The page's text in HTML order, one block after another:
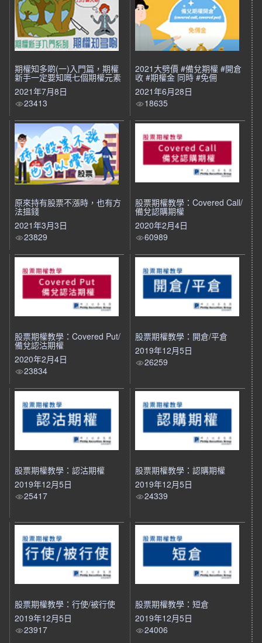
期權知多啲(一)入門篇，期權
新手一定要知嘅七個期權元素
2021年7月8日
23413
2021大劈價 #備兌期權 #開倉
收 #期權金 同時 #免佣
2021年6月28日
18635
原來持有股票不漲時，也有方
法搵錢
2021年3月3日
23829
股票期權教學：Covered Call/
備兌認購期權
2020年2月4日
60989
股票期權教學：Covered Put/
備兌認沽期權
2020年2月4日
23834
股票期權教學：開倉/平倉
2019年12月5日
26259
股票期權教學：認沽期權
2019年12月5日
25417
股票期權教學：認購期權
2019年12月5日
24339
股票期權教學：行使/被行使
2019年12月5日
23917
股票期權教學：短倉
2019年12月5日
24006